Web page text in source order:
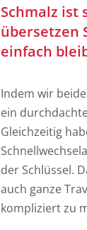
Schmalz ist
übersetzen
einfach
Indem wir
ein
Gleichzeitig
der Schlüssel.
auch ganze
kompliziert zu